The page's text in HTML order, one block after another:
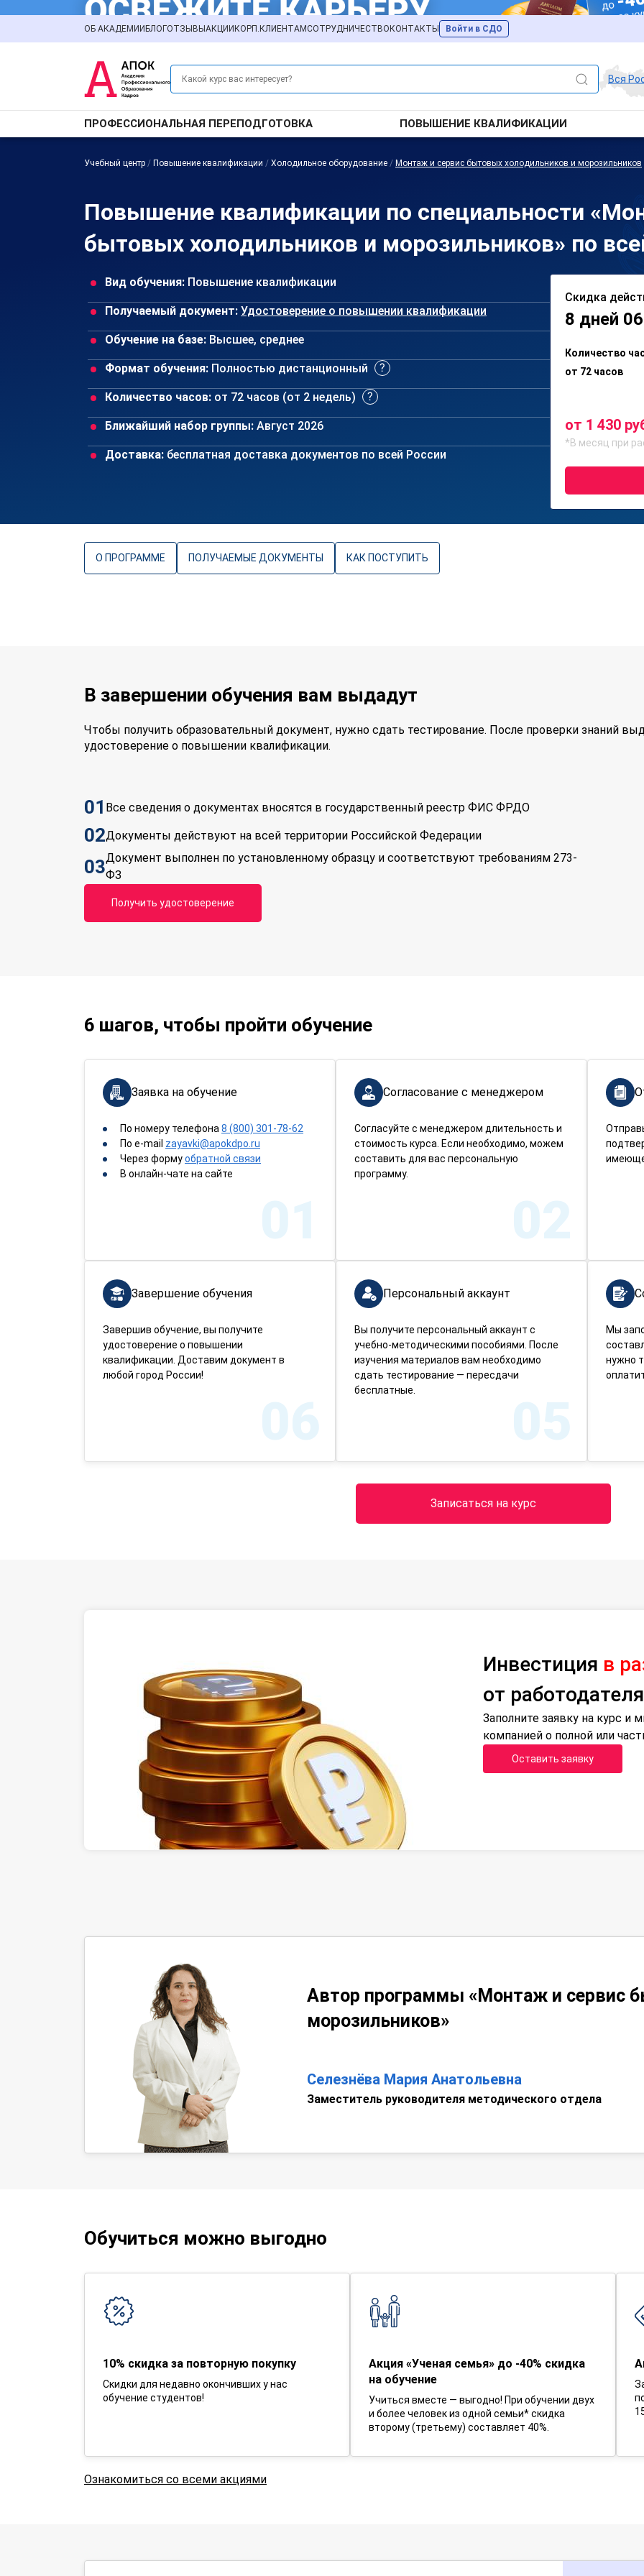
ОБ АКАДЕМИИ БЛОГОТЗЫВЫ АКЦИИ КОРП.КЛИЕНТАМСОТРУДНИЧЕСТВО КОНТАКТЫ Войти в СДО
Вся
ПРОФЕССИОНАЛЬНАЯ ПЕРЕПОДГОТОВКА ПОВЫШЕНИЕ КВАЛИФИКАЦИИ
Учебный центр / Повышение квалификации / Холодильное оборудование / Монтаж и сервис бытовых холодильников и морозильников
Повышение квалификации по специальности
бытовых холодильников и морозильников» по
Вид обучения: Повышение квалификации
Получаемый документ: Удостоверение о повышении квалификации
Обучение на базе: Высшее, среднее
Формат обучения: Полностью дистанционный
Количество часов: от 72 часов (от 2 недель)
Ближайший набор группы: Август 2026
Доставка: бесплатная доставка документов по всей России
Скидка
8 дней
Количество
от 72 часов
от 1 430
*В месяц при
О ПРОГРАММЕ ПОЛУЧАЕМЫЕ ДОКУМЕНТЫ КАК ПОСТУПИТЬ
В завершении обучения вам выдадут
Чтобы получить образовательный документ, нужно сдать тестирование. После проверки знаний
удостоверение о повышении квалификации.
01 Все сведения о документах вносятся в государственный реестр ФИС ФРДО
02Документы действуют на всей территории Российской Федерации
03Документ выполнен по установленному образцу и соответствуют требованиям 273-
ФЗ
Получить удостоверение
6 шагов, чтобы пройти обучение
Заявка на обучение
По номеру телефона 8 (800) 301-78-62
По e-mail zayavki@apokdpo.ru
Через формуобратной связи
В онлайн-чате на сайте
01
Согласование с менеджером
Согласуйте с менеджером длительность и
стоимость курса. Если необходимо, можем
составить для вас персональную
программу.
02
Мы
нужно
Персональный аккаунт
Вы получите персональный аккаунт с
учебно-методическими пособиями. После
изучения материалов вам необходимо
сдать тестирование — пересдачи
бесплатные.
05
Завершение обучения
Завершив обучение, вы получите
удостоверение о повышении
квалификации. Доставим документ в
любой город России!
06
Записаться на курс
Инвестиция в
от работодателя
Заполните заявку на курс
компанией о полной или
Оставить заявку
Автор программы «Монтаж и сервис
морозильников»
Селезнёва Мария Анатольевна
Заместитель руководителя методического отдела
Обучиться можно выгодно
10% скидка за повторную покупку
Скидки для недавно окончивших у нас
обучение студентов!
Акция «Ученая семья» до -40% скидка
на обучение
Учиться вместе — выгодно! При обучении двух
и более человек из одной семьи* скидка
второму (третьему) составляет 40%.
Ознакомиться со всеми акциями